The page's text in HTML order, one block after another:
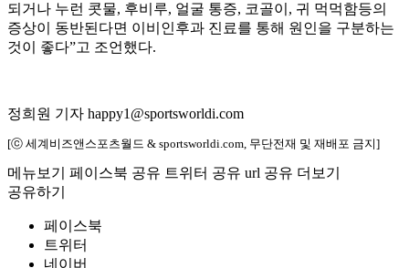
되거나 누런 콧물, 후비루, 얼굴 통증, 코골이, 귀 먹먹함등의
증상이 동반된다면 이비인후과 진료를 통해 원인을 구분하는
것이 좋다”고 조언했다.
정희원 기자 happy1@sportsworldi.com
[ⓒ 세계비즈앤스포츠월드 & sportsworldi.com, 무단전재 및 재배포 금지]
메뉴보기 페이스북 공유 트위터 공유 url 공유 더보기
공유하기
페이스북
트위터
네이버